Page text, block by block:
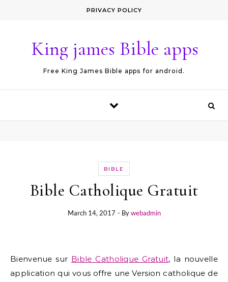
PRIVACY POLICY
King james Bible apps
Free King James Bible apps for android.
BIBLE
Bible Catholique Gratuit
March 14, 2017 - Bywebadmin
Bienvenue sur Bible Catholique Gratuit, la nouvelle
application qui vous offre une Version catholique de